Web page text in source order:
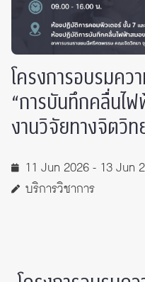
โครงการอบรมคว
“การบันทึกคลื่นไ
งานวิจัยทางจิตวิท
11 Jun 2026 - 13 Jun
บริการวิชาการ